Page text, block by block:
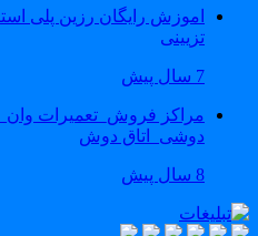
اموزش رایگان رزین پلی
تزیینی
مراکز فروش_تعمیرات
دوشی_اتاق دوش